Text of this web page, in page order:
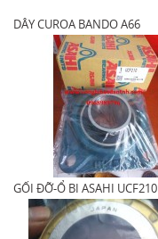
DÂY CUROA BANDO A66
GỐI ĐỠ-Ổ BI ASAHI UCF210